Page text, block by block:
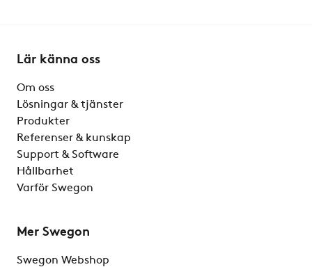
Lär känna oss
Om oss
Lösningar & tjänster
Produkter
Referenser & kunskap
Support & Software
Hållbarhet
Varför Swegon
Mer Swegon
Swegon Webshop